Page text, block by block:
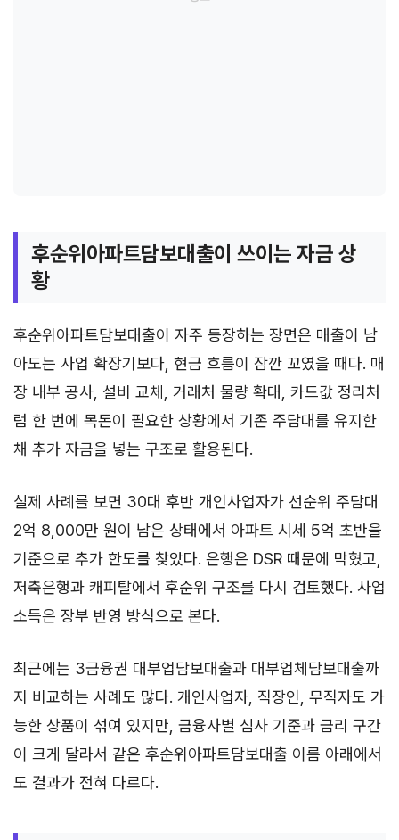
후순위아파트담보대출이 쓰이는 자금 상
황
후순위아파트담보대출이 자주 등장하는 장면은 매출이 남
아도는 사업 확장기보다, 현금 흐름이 잠깐 꼬였을 때다. 매
장 내부 공사, 설비 교체, 거래처 물량 확대, 카드값 정리처
럼 한 번에 목돈이 필요한 상황에서 기존 주담대를 유지한
채 추가 자금을 넣는 구조로 활용된다.
실제 사례를 보면 30대 후반 개인사업자가 선순위 주담대
2억 8,000만 원이 남은 상태에서 아파트 시세 5억 초반을
기준으로 추가 한도를 찾았다. 은행은 DSR 때문에 막혔고,
저축은행과 캐피탈에서 후순위 구조를 다시 검토했다. 사업
소득은 장부 반영 방식으로 본다.
최근에는 3금융권 대부업담보대출과 대부업체담보대출까
지 비교하는 사례도 많다. 개인사업자, 직장인, 무직자도 가
능한 상품이 섞여 있지만, 금융사별 심사 기준과 금리 구간
이 크게 달라서 같은 후순위아파트담보대출 이름 아래에서
도 결과가 전혀 다르다.